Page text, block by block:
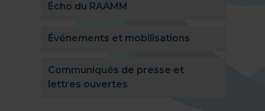
Écho du RAAMM
Événements et mobilisations
Communiqués de presse et
lettres ouvertes